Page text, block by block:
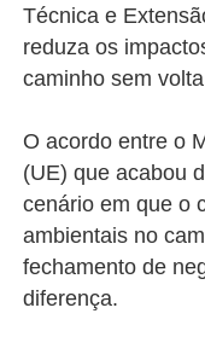
Técnica e
reduza os
caminho sem
O acordo entre o
(UE) que acabou
cenário em que o
ambientais no
fechamento de
diferença.